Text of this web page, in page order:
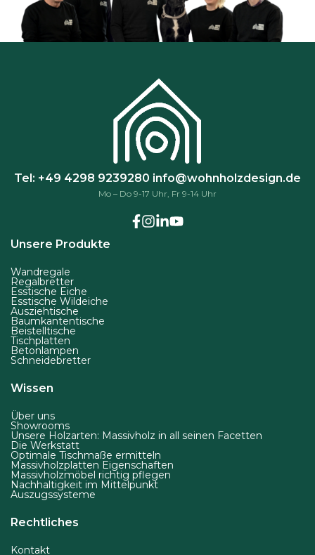
Tel: +49 4298 9239280 info@wohnholzdesign.de
Mo – Do 9-17 Uhr, Fr 9-14 Uhr
Unsere Produkte
Wandregale
Regalbretter
Esstische Eiche
Esstische Wildeiche
Ausziehtische
Baumkantentische
Beistelltische
Tischplatten
Betonlampen
Schneidebretter
Wissen
Über uns
Showrooms
Unsere Holzarten: Massivholz in all seinen Facetten
Die Werkstatt
Optimale Tischmaße ermitteln
Massivholzplatten Eigenschaften
Massivholzmöbel richtig pflegen
Nachhaltigkeit im Mittelpunkt
Auszugssysteme
Rechtliches
Kontakt